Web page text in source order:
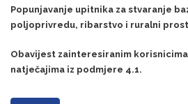
Popunjavanje upitnika za stvaranje
poljoprivredu, ribarstvo i ruralni
Obavijest zainteresiranim
natječajima iz podmjere 4.1.